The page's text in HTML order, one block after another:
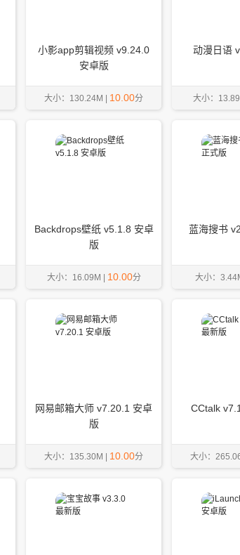
小影app剪辑视频 v9.24.0
安卓版
大小：130.24M | 10.00分
动漫日语
大小：
Backdrops壁纸 v5.1.8 安卓
版
大小：16.09M | 10.00分
蓝海搜书
大小：
网易邮箱大师 v7.20.1 安卓
版
大小：135.30M | 10.00分
CCtalk
大小：